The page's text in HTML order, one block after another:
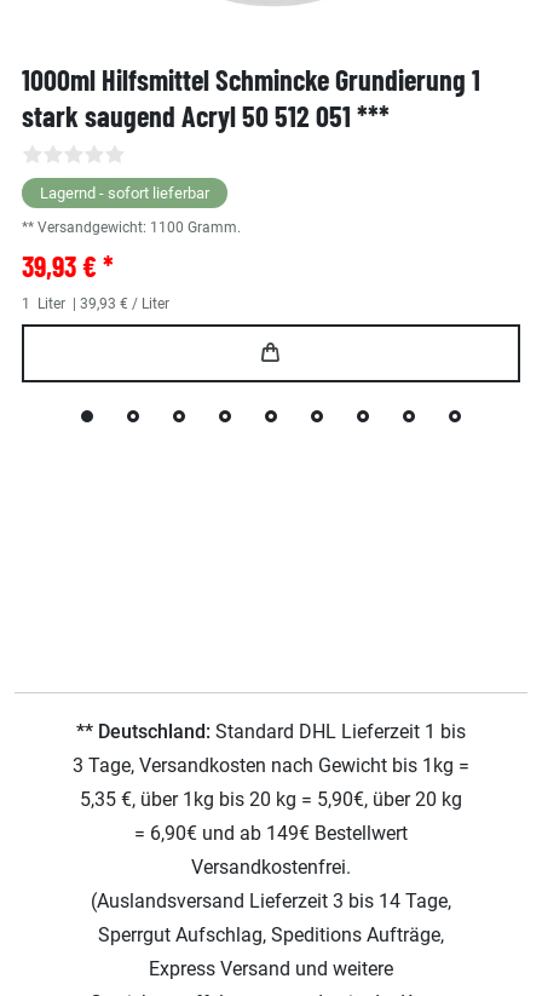
1000ml Hilfsmittel Schmincke Grundierung 1
stark saugend Acryl 50 512 051 ***
Lagernd - sofort lieferbar
** Versandgewicht: 1100 Gramm.
39,93 € *
1 Liter | 39,93 € / Liter
** Deutschland: Standard DHL Lieferzeit 1 bis
3 Tage, Versandkosten nach Gewicht bis 1kg =
5,35 €, über 1kg bis 20 kg = 5,90€, über 20 kg
= 6,90€ und ab 149€ Bestellwert
Versandkostenfrei.
(Auslandsversand Lieferzeit 3 bis 14 Tage,
Sperrgut Aufschlag, Speditions Aufträge,
Express Versand und weitere